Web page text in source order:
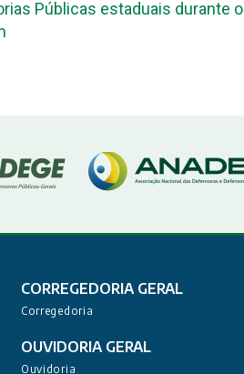
Públicas estaduais durante o
CORREGEDORIA GERAL
Corregedoria
OUVIDORIA GERAL
Ouvidoria